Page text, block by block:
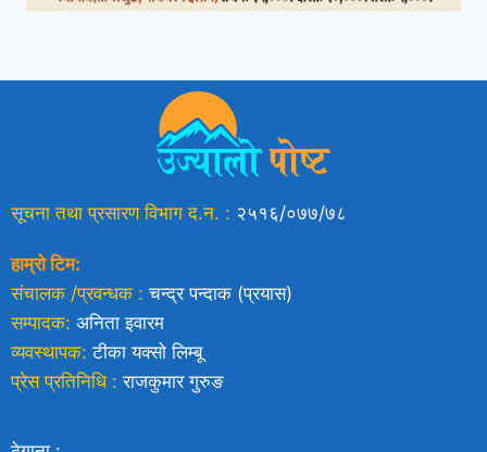
सूचना तथा प्रसारण विभाग द.न. : २५१६/०७७/७८
हाम्रो टिम:
संचालक /प्रवन्धक : चन्द्र पन्दाक (प्रयास)
सम्पादक: अनिता इवारम
व्यवस्थापक: टीका यक्साे लिम्बू
प्रेस प्रतिनिधि : राजकुमार गुरुङ